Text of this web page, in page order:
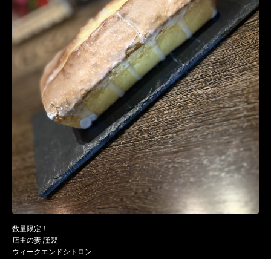
数量限定！
店主の妻 謹製
ウィークエンドシトロン